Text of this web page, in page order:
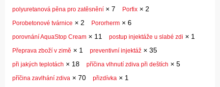
polyuretanová pěna pro zatěsnění × 7 Porfix × 2
Porobetonové tvárnice × 2 Pororherm × 6
porovnání AquaStop Cream × 11 postup injektáže u slabé zdi × 1
Přeprava zboží v zimě × 1 preventivní injektáž × 35
při jakých teplotách × 18 příčina vlhnutí zdiva při deštích × 5
příčina zavlhání zdiva × 70 přizdívka × 1